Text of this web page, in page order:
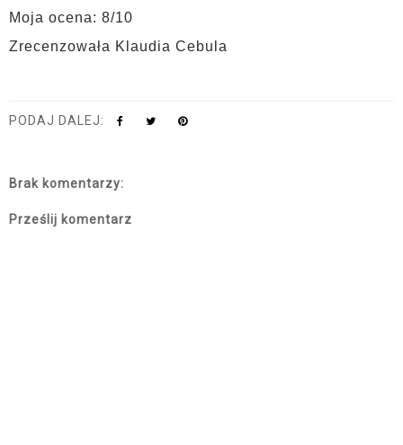
Moja ocena: 8/10
Zrecenzowała Klaudia Cebula
PODAJ DALEJ:
Brak komentarzy:
Prześlij komentarz